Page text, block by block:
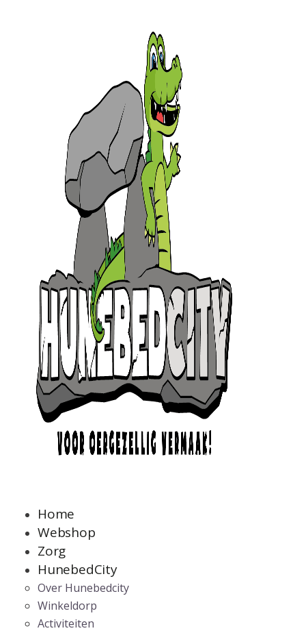
Home
Webshop
Zorg
HunebedCity
Over Hunebedcity
Winkeldorp
Activiteiten